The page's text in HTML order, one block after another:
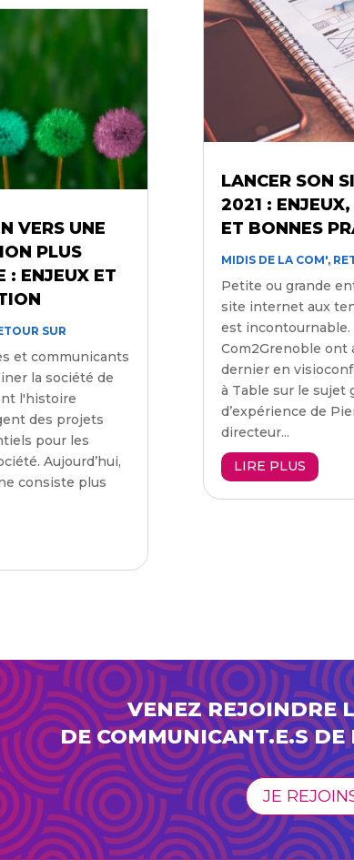
VERS UNE
PLUS
: ENJEUX ET
SUR
et communicants
la société de
l'histoire
des projets
pour les
Aujourd’hui,
consiste plus
LANCER SON
2021 :
ET BONNES
MIDIS DE LA COM',
Petite ou grande
site internet aux
est incontournable.
Com2Grenoble ont
dernier en
à Table sur le sujet
d’expérience de
directeur...
LIRE PLUS
VENEZ REJOINDRE
DE COMMUNICANT.E.S DE
JE